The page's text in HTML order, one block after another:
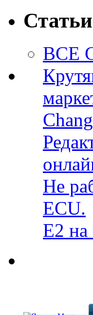
Статьи
ВСЕ
Не
ECU.
E2